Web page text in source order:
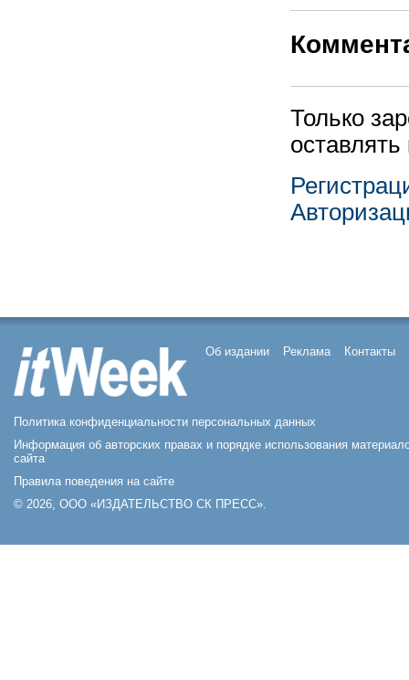
Только
Об издании Реклама Контакты
Политика конфиденциальности персональных данных
Информация об авторских правах и порядке использования
сайта
Правила поведения на сайте
© 2026, ООО «ИЗДАТЕЛЬСТВО СК ПРЕСС».